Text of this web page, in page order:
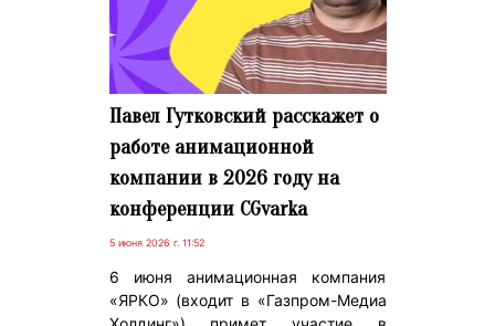
Павел Гутковский расскажет о
работе анимационной
компании в 2026 году на
конференции CGvarka
5 июня 2026 г. 11:52
6 июня анимационная компания
«ЯРКО» (входит в «Газпром-Медиа